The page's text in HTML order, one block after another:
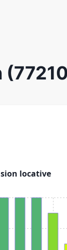
locative